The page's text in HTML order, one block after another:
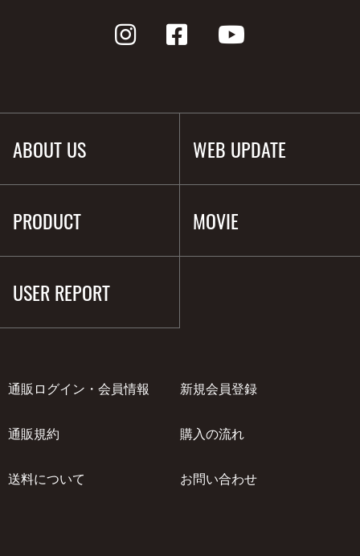
ABOUT US WEB UPDATE
PRODUCT MOVIE
USER REPORT
通販ログイン・会員情報 新規会員登録
通販規約 購入の流れ
送料について お問い合わせ